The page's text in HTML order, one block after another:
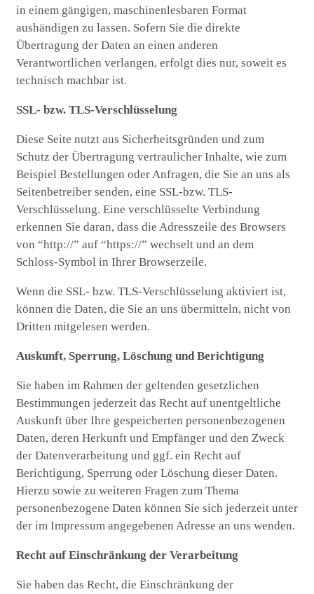
in einem gängigen, maschinenlesbaren Format
aushändigen zu lassen. Sofern Sie die direkte
Übertragung der Daten an einen anderen
Verantwortlichen verlangen, erfolgt dies nur, soweit es
technisch machbar ist.
SSL- bzw. TLS-Verschlüsselung
Diese Seite nutzt aus Sicherheitsgründen und zum
Schutz der Übertragung vertraulicher Inhalte, wie zum
Beispiel Bestellungen oder Anfragen, die Sie an uns als
Seitenbetreiber senden, eine SSL-bzw. TLS-
Verschlüsselung. Eine verschlüsselte Verbindung
erkennen Sie daran, dass die Adresszeile des Browsers
von “http://” auf “https://” wechselt und an dem
Schloss-Symbol in Ihrer Browserzeile.
Wenn die SSL- bzw. TLS-Verschlüsselung aktiviert ist,
können die Daten, die Sie an uns übermitteln, nicht von
Dritten mitgelesen werden.
Auskunft, Sperrung, Löschung und Berichtigung
Sie haben im Rahmen der geltenden gesetzlichen
Bestimmungen jederzeit das Recht auf unentgeltliche
Auskunft über Ihre gespeicherten personenbezogenen
Daten, deren Herkunft und Empfänger und den Zweck
der Datenverarbeitung und ggf. ein Recht auf
Berichtigung, Sperrung oder Löschung dieser Daten.
Hierzu sowie zu weiteren Fragen zum Thema
personenbezogene Daten können Sie sich jederzeit unter
der im Impressum angegebenen Adresse an uns wenden.
Recht auf Einschränkung der Verarbeitung
Sie haben das Recht, die Einschränkung der